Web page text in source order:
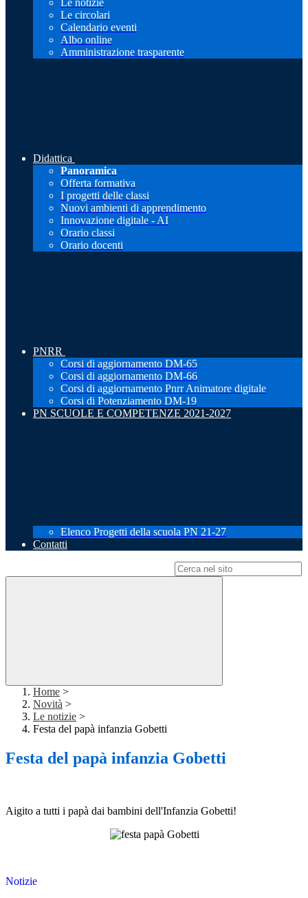
Le notizie
Le circolari
Calendario eventi
Albo online
Amministrazione trasparente
Didattica
Panoramica
Offerta formativa
I progetti delle classi
Nuovi ambienti di apprendimento
Innovazione digitale - AI
Orario classi
Orario docenti
PNRR
Corsi di aggiornamento DM-65
Corsi di aggiornamento DM-66
Corsi di aggiornamento Pnrr Animatore digitale
Corsi di Potenziamento DM-19
PN SCUOLE E COMPETENZE 2021-2027
Elenco Progetti della scuola PN 21-27
Contatti
Home >
Novità >
Le notizie >
Festa del papà infanzia Gobetti
Festa del papà infanzia Gobetti
Aigito a tutti i papà dai bambini dell'Infanzia Gobetti!
Notizie